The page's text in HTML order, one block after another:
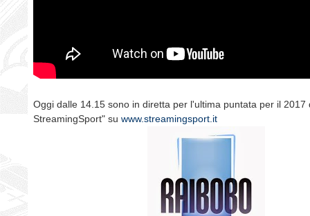
Oggi dalle 14.15 sono in diretta per l'ultima puntata per il 2017
StreamingSport" su www.streamingsport.it